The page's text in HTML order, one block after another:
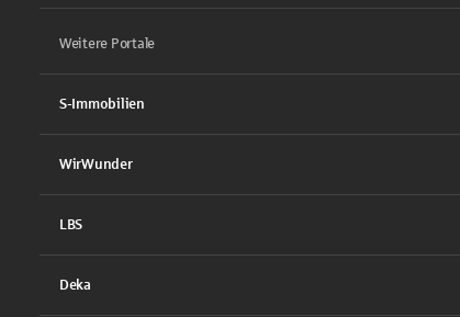
Weitere Portale
S-Immobilien
WirWunder
LBS
Deka